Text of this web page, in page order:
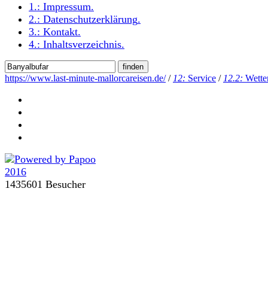
1.: Impressum.
2.: Datenschutzerklärung.
3.: Kontakt.
4.: Inhaltsverzeichnis.
https://www.last-minute-mallorcareisen.de/ / 12: Service / 12.2:
1435601 Besucher